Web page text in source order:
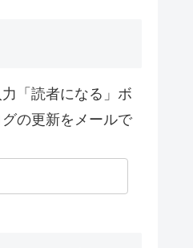
「読者になる」ボ
の更新をメールで